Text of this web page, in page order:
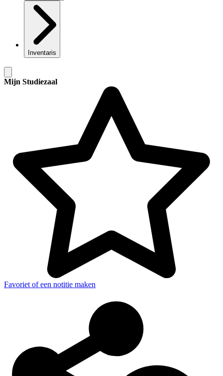
Inventaris
Mijn Studiezaal
Favoriet of een notitie maken